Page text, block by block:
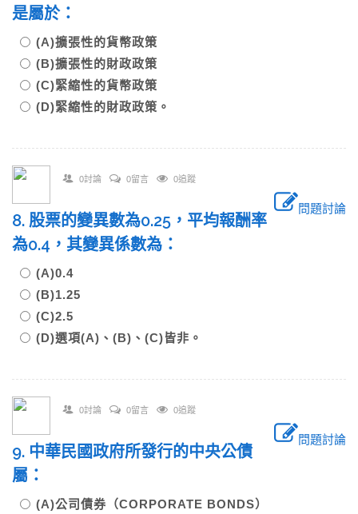
是屬於：
(A)擴張性的貨幣政策
(B)擴張性的財政政策
(C)緊縮性的貨幣政策
(D)緊縮性的財政政策。
0討論 0留言 0追蹤
問題討論
8. 股票的變異數為0.25，平均報酬率
為0.4，其變異係數為：
(A)0.4
(B)1.25
(C)2.5
(D)選項(A)、(B)、(C)皆非。
0討論 0留言 0追蹤
問題討論
9. 中華民國政府所發行的中央公債
屬：
(A)公司債券（CORPORATE BONDS）